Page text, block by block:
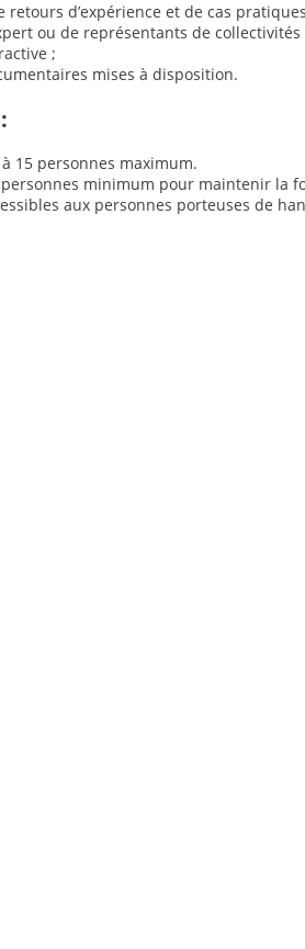
retours d’expérience et de cas
ou de représentants de collectivités
;
mises à disposition.
15 personnes maximum.
minimum pour maintenir la
aux personnes porteuses de